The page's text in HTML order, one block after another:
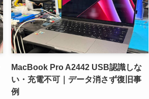
MacBook Pro A2442 USB認識しな
い・充電不可｜データ消さず復旧事
例